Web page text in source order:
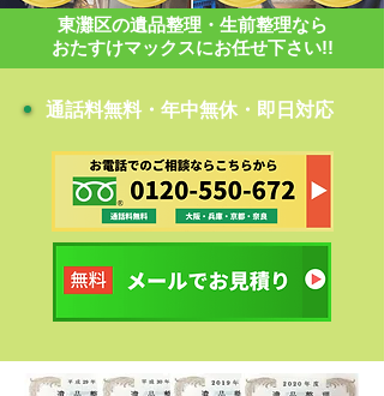
​東灘区の遺品整理・生前整理なら
おたすけマックスにお任せ下さい!!
​通話料無料・年中無休・即日対応